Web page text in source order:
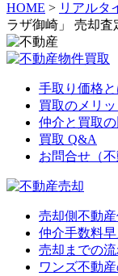
HOME > リアルタ
ラザ御崎」 売却査
手取り価格と
買取のメリッ
仲介と買取
買取 Q&A
お問合せ（不
売却側不動
仲介手数料
売却までの
ワンズ不動